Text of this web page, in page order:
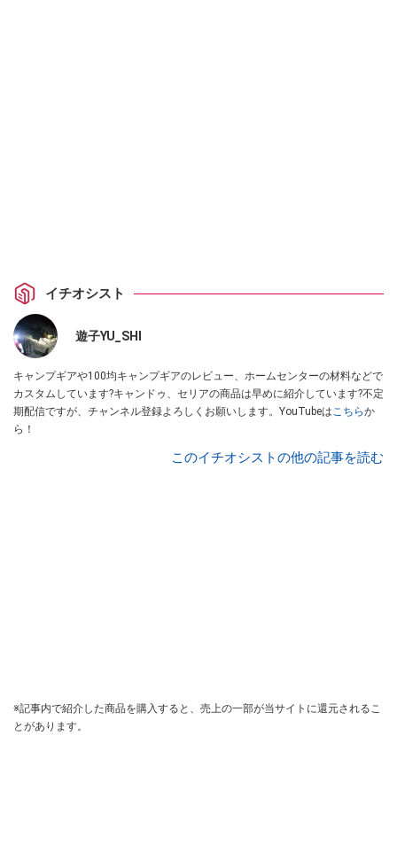
イチオシスト
遊子YU_SHI
キャンプギアや100均キャンプギアのレビュー、ホームセンターの材料などで
カスタムしています?キャンドゥ、セリアの商品は早めに紹介しています?不定
期配信ですが、チャンネル登録よろしくお願いします。YouTubeはこちらか
ら！
このイチオシストの他の記事を読む
※記事内で紹介した商品を購入すると、売上の一部が当サイトに還元されるこ
とがあります。